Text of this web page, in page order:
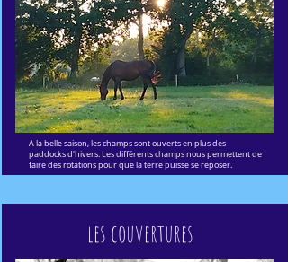
A la belle saison, les champs sont ouverts en plus des
paddocks d'hivers. Les différents champs nous permettent de
faire des rotations pour que la terre puisse se reposer.
les couvertures